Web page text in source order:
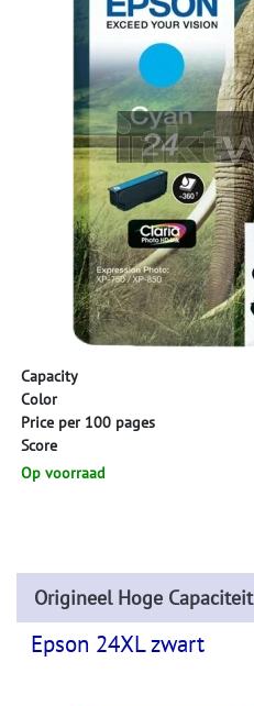
Capacity
Color
Price per 100 pages
Score
Op voorraad
Origineel Hoge Capaciteit
Epson 24XL zwart